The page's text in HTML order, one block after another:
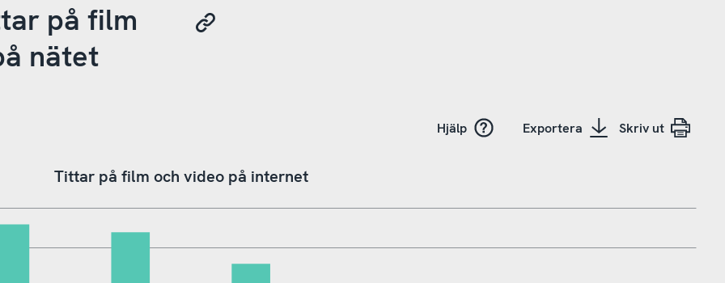
på film
nätet
Hjälp Exportera Skriv ut
Tittar på film och video på internet